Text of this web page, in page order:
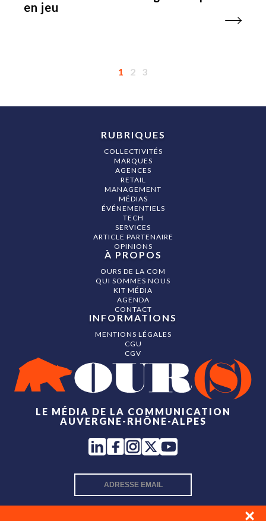
en jeu
1 2 3
LE MÉDIA DE LA COMMUNICATION
AUVERGNE-RHÔNE-ALPES
RUBRIQUES
COLLECTIVITÉS
MARQUES
AGENCES
RETAIL
MANAGEMENT
MÉDIAS
ÉVÉNEMENTIELS
TECH
SERVICES
ARTICLE PARTENAIRE
OPINIONS
À PROPOS
OURS DE LA COM
QUI SOMMES NOUS
KIT MÉDIA
AGENDA
CONTACT
INFORMATIONS
MENTIONS LÉGALES
CGU
CGV